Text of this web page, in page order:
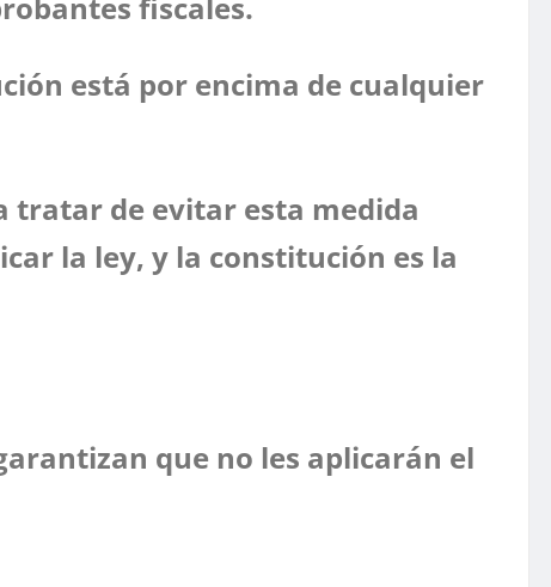
fiscales.
está por encima de cualquier
tratar de evitar esta medida
la ley, y la constitución es la
que no les aplicarán el